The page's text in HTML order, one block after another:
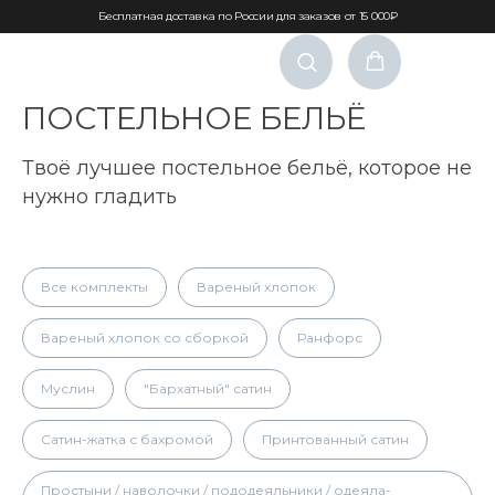
Бесплатная доставка по России для заказов от 15 000₽
ПОСТЕЛЬНОЕ БЕЛЬЁ
Твоё лучшее постельное бельё, которое не
нужно гладить
Все комплекты Вареный хлопок
Вареный хлопок со сборкой Ранфорс
Муслин "Бархатный" сатин
Сатин-жатка с бахромой Принтованный сатин
Простыни / наволочки / пододеяльники / одеяла-